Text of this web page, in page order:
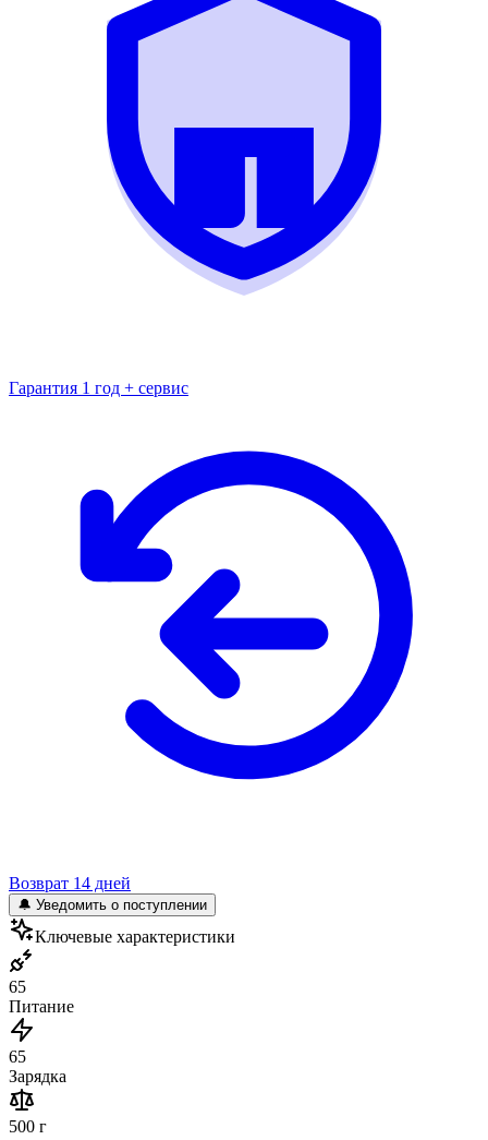
Гарантия 1 год + сервис
Возврат 14 дней
🔔 Уведомить о поступлении
Ключевые характеристики
65
Питание
65
Зарядка
500 г